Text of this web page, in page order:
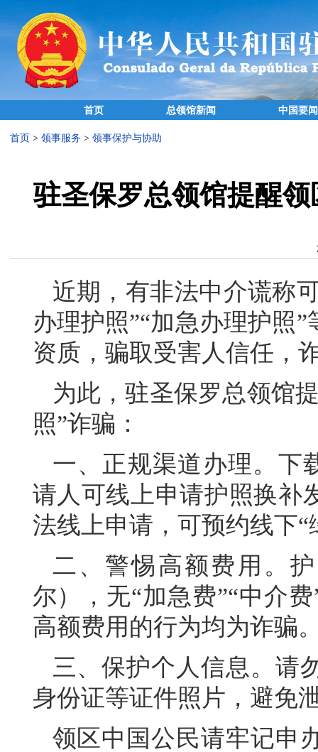
首页 总领馆新闻 中国要闻
首页 > 领事服务 > 领事保护与协助
驻圣保罗总领馆提醒
近期，有非法中介谎称
办理护照”“加急办理护照
资质，骗取受害人信任，
为此，驻圣保罗总领馆
照”诈骗：
一、正规渠道办理。下
请人可线上申请护照换补
法线上申请，可预约线下“
二、警惕高额费用。
尔），无“加急费”“中介
高额费用的行为均为诈骗
三、保护个人信息。请
身份证等证件照片，避免
领区中国公民请牢记申